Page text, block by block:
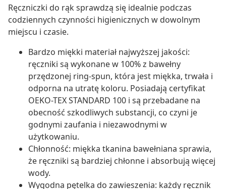
Ręczniczki do rąk sprawdzą się idealnie podczas
codziennych czynności higienicznych w dowolnym
miejscu i czasie.
Bardzo miękki materiał najwyższej jakości:
ręczniki są wykonane w 100% z bawełny
przędzonej ring-spun, która jest miękka, trwała i
odporna na utratę koloru. Posiadają certyfikat
OEKO-TEX STANDARD 100 i są przebadane na
obecność szkodliwych substancji, co czyni je
godnymi zaufania i niezawodnymi w
użytkowaniu.
Chłonność: miękka tkanina bawełniana sprawia,
że ręczniki są bardziej chłonne i absorbują więcej
wody.
Wygodna pętelka do zawieszenia: każdy ręcznik